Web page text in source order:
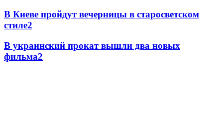
В Киеве пройдут вечерницы в старосветском
стиле2
В украинский прокат вышли два новых
фильма2